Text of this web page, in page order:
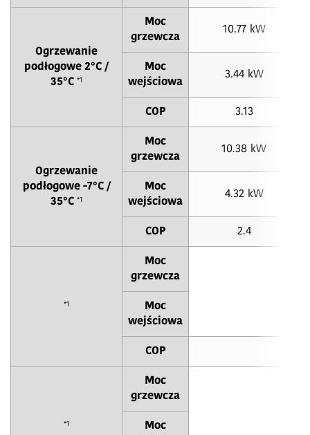
Ogrzewanie
podłogowe 2°C /
35°C *1
Moc
grzewcza
10.77 kW
Moc
wejściowa
3.44 kW
COP 3.13
Ogrzewanie
podłogowe -7°C /
35°C *1
Moc
grzewcza
10.38 kW
Moc
wejściowa
4.32 kW
COP 2.4
*1
Moc
grzewcza
Moc
wejściowa
COP
*1
Moc
grzewcza
Moc